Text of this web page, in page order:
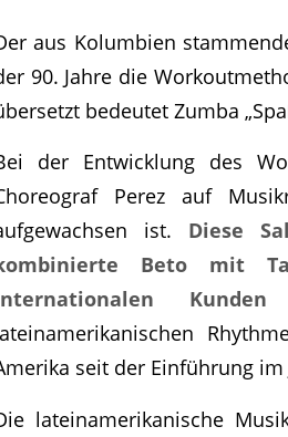
aus Kolumbien
90. Jahre die
bedeutet Zumba
der Entwicklung des
Perez auf
ist. Diese
Beto mit
seit der Einführung
lateinamerikanische